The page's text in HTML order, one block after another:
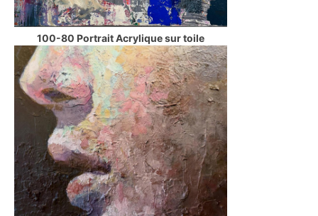
100-80 Portrait Acrylique sur toile